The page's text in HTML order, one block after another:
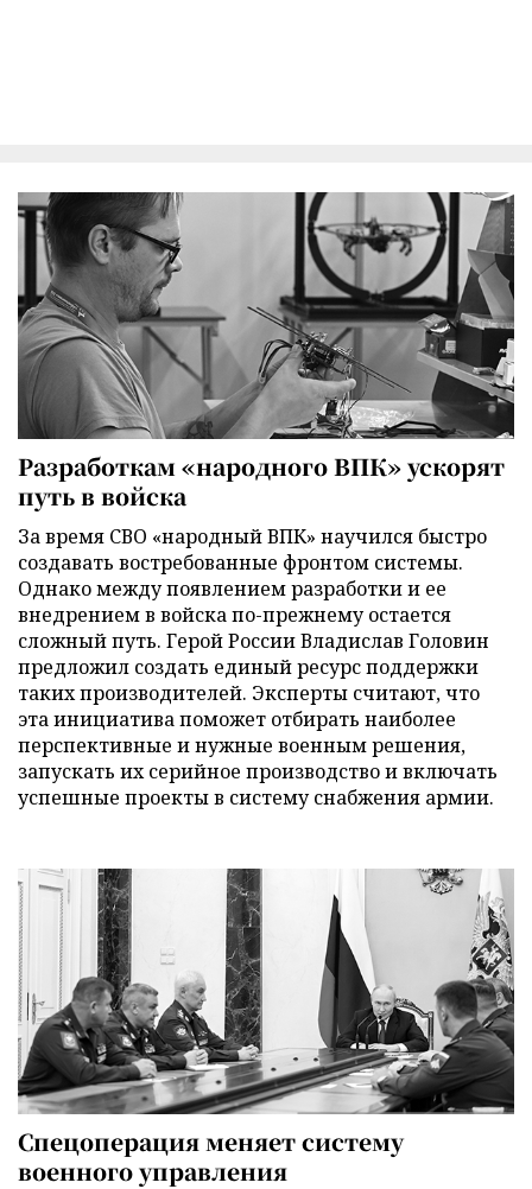
Разработкам «народного ВПК» ускорят
путь в войска
За время СВО «народный ВПК» научился быстро
создавать востребованные фронтом системы.
Однако между появлением разработки и ее
внедрением в войска по-прежнему остается
сложный путь. Герой России Владислав Головин
предложил создать единый ресурс поддержки
таких производителей. Эксперты считают, что
эта инициатива поможет отбирать наиболее
перспективные и нужные военным решения,
запускать их серийное производство и включать
успешные проекты в систему снабжения армии.
Спецоперация меняет систему
военного управления